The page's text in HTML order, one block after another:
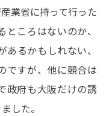
業省に持って行った
ころはないのか、
るかもしれない、
ですが、他に競合は
政府も大阪だけの誘
した。